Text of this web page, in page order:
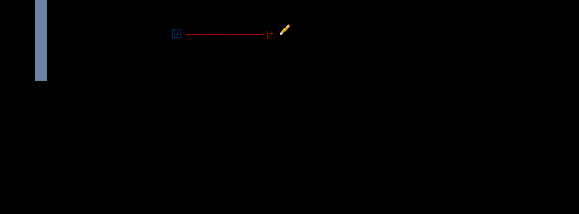
[+]
---------------------------------
[0]